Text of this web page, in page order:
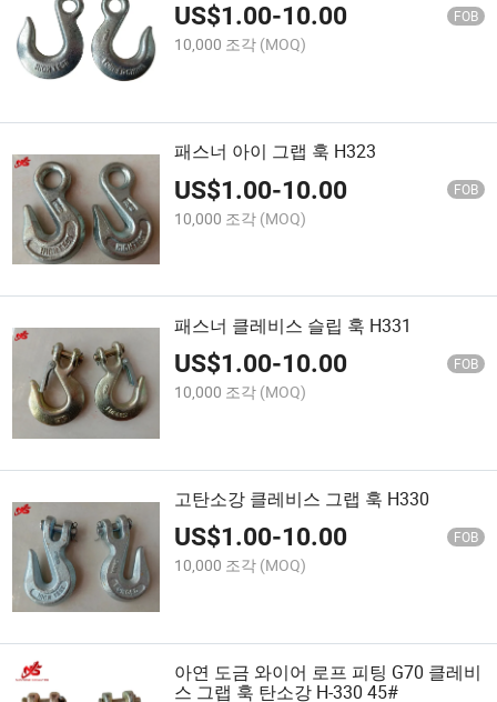
US$1.00-10.00 FOB
10,000 조각 (MOQ)
패스너 아이 그랩 훅 H323
US$1.00-10.00 FOB
10,000 조각 (MOQ)
패스너 클레비스 슬립 훅 H331
US$1.00-10.00 FOB
10,000 조각 (MOQ)
고탄소강 클레비스 그랩 훅 H330
US$1.00-10.00 FOB
10,000 조각 (MOQ)
아연 도금 와이어 로프 피팅 G70 클레비
스 그랩 훅 탄소강 H-330 45#